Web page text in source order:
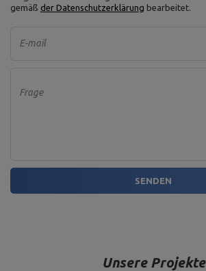
gemäß der Datenschutzerklärung bearbeitet.
E-mail
Frage
SENDEN
Unsere Projekte